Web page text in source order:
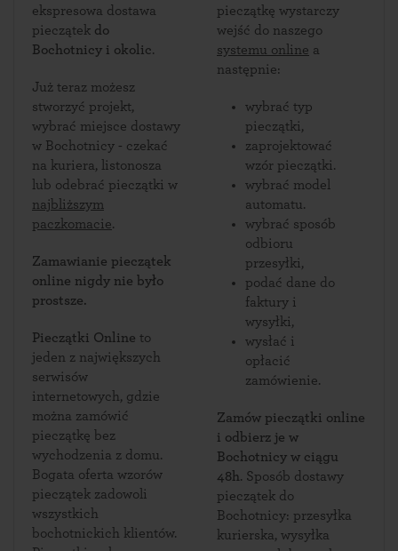
ekspresowa dostawa
pieczątek do
Bochotnicy i okolic.
Już teraz możesz
stworzyć projekt,
wybrać miejsce dostawy
w Bochotnicy - czekać
na kuriera, listonosza
lub odebrać pieczątki w
najbliższym
paczkomacie.
Zamawianie pieczątek
online nigdy nie było
prostsze.
Pieczątki Online to
jeden z największych
serwisów
internetowych, gdzie
można zamówić
pieczątkę bez
wychodzenia z domu.
Bogata oferta wzorów
pieczątek zadowoli
wszystkich
bochotnickich klientów.
pieczątkę wystarczy
wejść do naszego
systemu online a
następnie:
wybrać typ
pieczątki,
zaprojektować
wzór pieczątki.
wybrać model
automatu.
wybrać sposób
odbioru
przesyłki,
podać dane do
faktury i
wysyłki,
wysłać i
opłacić
zamówienie.
Zamów pieczątki online
i odbierz je w
Bochotnicy w ciągu
48h. Sposób dostawy
pieczątek do
Bochotnicy: przesyłka
kurierska, wysyłka